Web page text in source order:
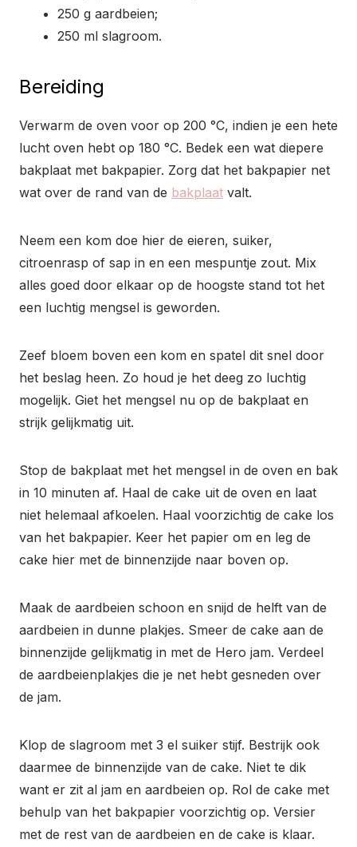
250 g aardbeien;
250 ml slagroom.
Bereiding
Verwarm de oven voor op 200 °C, indien je een hete
lucht oven hebt op 180 °C. Bedek een wat diepere
bakplaat met bakpapier. Zorg dat het bakpapier net
wat over de rand van de bakplaat valt.
Neem een kom doe hier de eieren, suiker,
citroenrasp of sap in en een mespuntje zout. Mix
alles goed door elkaar op de hoogste stand tot het
een luchtig mengsel is geworden.
Zeef bloem boven een kom en spatel dit snel door
het beslag heen. Zo houd je het deeg zo luchtig
mogelijk. Giet het mengsel nu op de bakplaat en
strijk gelijkmatig uit.
Stop de bakplaat met het mengsel in de oven en bak
in 10 minuten af. Haal de cake uit de oven en laat
niet helemaal afkoelen. Haal voorzichtig de cake los
van het bakpapier. Keer het papier om en leg de
cake hier met de binnenzijde naar boven op.
Maak de aardbeien schoon en snijd de helft van de
aardbeien in dunne plakjes. Smeer de cake aan de
binnenzijde gelijkmatig in met de Hero jam. Verdeel
de aardbeienplakjes die je net hebt gesneden over
de jam.
Klop de slagroom met 3 el suiker stijf. Bestrijk ook
daarmee de binnenzijde van de cake. Niet te dik
want er zit al jam en aardbeien op. Rol de cake met
behulp van het bakpapier voorzichtig op. Versier
met de rest van de aardbeien en de cake is klaar.